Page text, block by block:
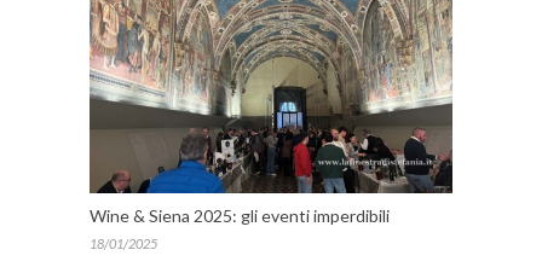
Wine & Siena 2025: gli eventi imperdibili
18/01/2025